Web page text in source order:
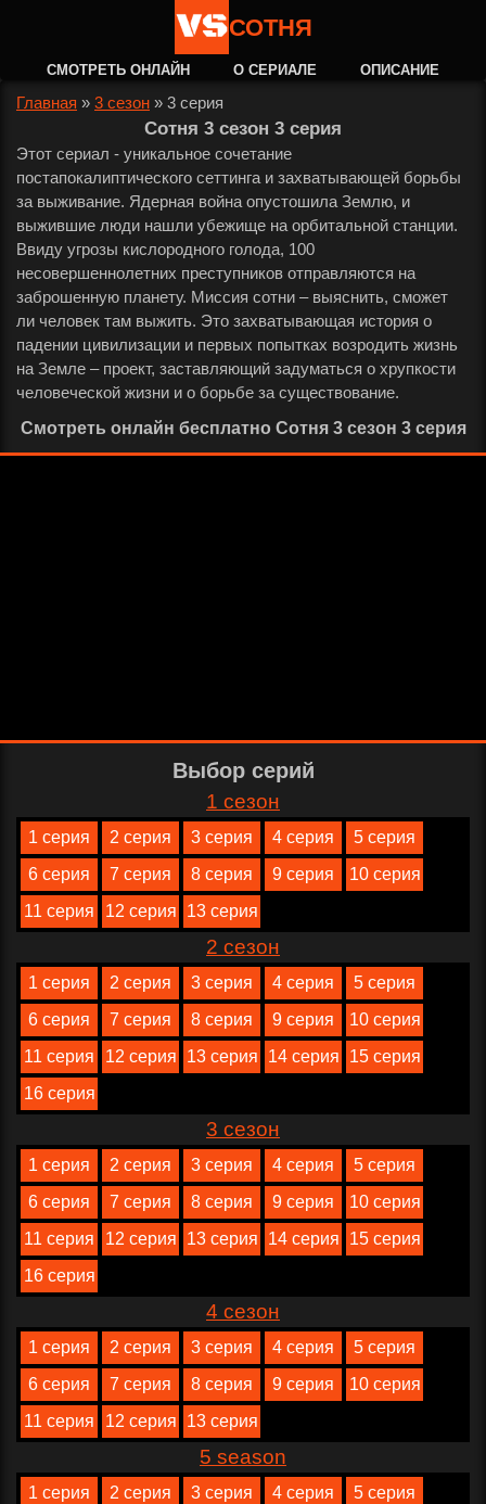
СОТНЯ
СМОТРЕТЬ ОНЛАЙН О СЕРИАЛЕ ОПИСАНИЕ
Главная » 3 сезон » 3 серия
Сотня 3 сезон 3 серия
Этот сериал - уникальное сочетание
постапокалиптического сеттинга и захватывающей борьбы
за выживание. Ядерная война опустошила Землю, и
выжившие люди нашли убежище на орбитальной станции.
Ввиду угрозы кислородного голода, 100
несовершеннолетних преступников отправляются на
заброшенную планету. Миссия сотни – выяснить, сможет
ли человек там выжить. Это захватывающая история о
падении цивилизации и первых попытках возродить жизнь
на Земле – проект, заставляющий задуматься о хрупкости
человеческой жизни и о борьбе за существование.
Смотреть онлайн бесплатно Сотня 3 сезон 3 серия
Выбор серий
1 сезон
1 серия 2 серия 3 серия 4 серия
5 серия
6 серия
7 серия 8 серия 9 серия
10 серия
11 серия
12 серия 13 серия
2 сезон
1 серия 2 серия 3 серия 4 серия
5 серия
6 серия
7 серия 8 серия 9 серия
10 серия
11 серия
12 серия 13 серия 14 серия
15 серия
16 серия
3 сезон
1 серия 2 серия 3 серия 4 серия
5 серия
6 серия
7 серия 8 серия 9 серия
10 серия
11 серия
12 серия 13 серия 14 серия
15 серия
16 серия
4 сезон
1 серия 2 серия 3 серия 4 серия
5 серия
6 серия
7 серия 8 серия 9 серия
10 серия
11 серия
12 серия 13 серия
5 season
1 серия 2 серия 3 серия 4 серия
5 серия